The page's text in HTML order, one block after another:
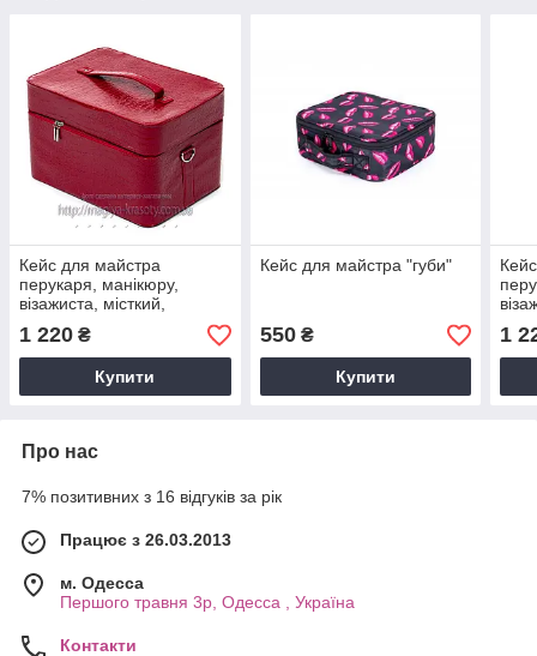
Кейс для майстра
перукаря, манікюру,
візажиста, місткий,
великий червоний лаковий
1 220 ₴
Купити
Кейс для майстра "губи"
550₴
Купити
1
Про нас
7% позитивних з 16 відгуків за рік
Працює з 26.03.2013
м. Одесса
Першого травня 3р, Одесса , Україна
Контакти